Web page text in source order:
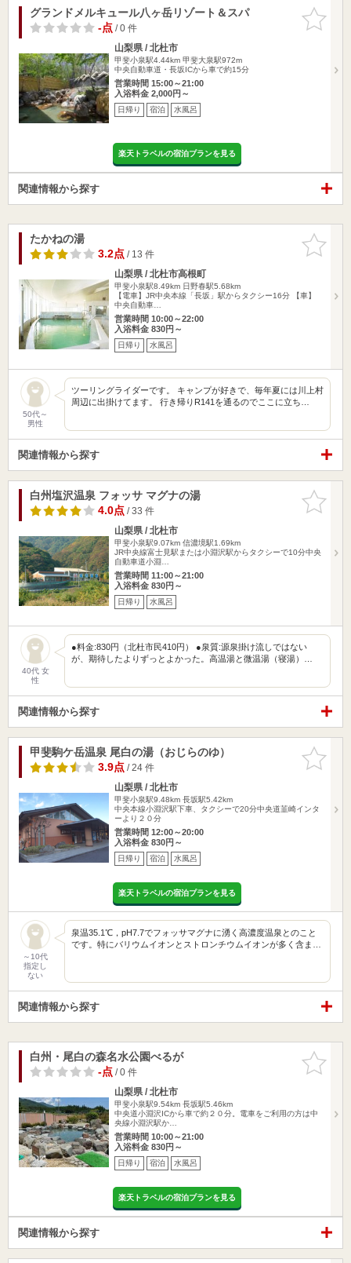
お気に入
りに追加
グランドメルキュール八ヶ岳リゾート＆スパ
-点/ 0 件
山梨県 / 北杜市
甲斐小泉駅4.44km 甲斐大泉駅972m
中央自動車道・長坂ICから車で約15分
営業時間 15:00～21:00
入浴料金 2,000円～
日帰り 宿泊 水風呂
楽天トラベルの宿泊プランを見る
関連情報から探す
お気に入
りに追加
たかねの湯
3.2点/ 13 件
山梨県 / 北杜市高根町
甲斐小泉駅8.49km 日野春駅5.68km
【電車】JR中央本線「長坂」駅からタクシー16分 【車】
中央自動車…
営業時間 10:00～22:00
入浴料金 830円～
日帰り 水風呂
50代～
男性
ツーリングライダーです。 キャンプが好きで、毎年夏には川上村
周辺に出掛けてます。 行き帰りR141を通るのでここに立ち…
関連情報から探す
お気に入
りに追加
白州塩沢温泉 フォッサ マグナの湯
4.0点/ 33 件
山梨県 / 北杜市
甲斐小泉駅9.07km 信濃境駅1.69km
JR中央線富士見駅または小淵沢駅からタクシーで10分中央
自動車道小淵…
営業時間 11:00～21:00
入浴料金 830円～
日帰り 水風呂
40代 女
性
●料金:830円（北杜市民410円） ●泉質:源泉掛け流しではない
が、期待したよりずっとよかった。高温湯と微温湯（寝湯）…
関連情報から探す
お気に入
りに追加
甲斐駒ケ岳温泉 尾白の湯（おじらのゆ）
3.9点/ 24 件
山梨県 / 北杜市
甲斐小泉駅9.48km 長坂駅5.42km
中央本線小淵沢駅下車、タクシーで20分中央道韮崎インタ
ーより２０分
営業時間 12:00～20:00
入浴料金 830円～
日帰り 宿泊 水風呂
楽天トラベルの宿泊プランを見る
～10代
指定し
ない
泉温35.1℃，pH7.7でフォッサマグナに湧く高濃度温泉とのこと
です。特にバリウムイオンとストロンチウムイオンが多く含ま…
関連情報から探す
お気に入
りに追加
白州・尾白の森名水公園べるが
-点/ 0 件
山梨県 / 北杜市
甲斐小泉駅9.54km 長坂駅5.46km
中央道小淵沢ICから車で約２０分。電車をご利用の方は中
央線小淵沢駅か…
営業時間 10:00～21:00
入浴料金 830円～
日帰り 宿泊 水風呂
楽天トラベルの宿泊プランを見る
関連情報から探す